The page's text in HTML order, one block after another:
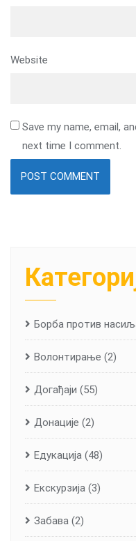
Website
Save my name, email,
next time I comment.
Борба против
Волонтирање (2)
Догађаји (55)
Донације (2)
Едукација (48)
Екскурзија (3)
Забава (2)